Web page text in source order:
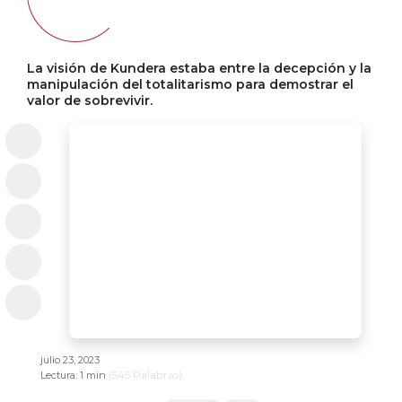
La visión de Kundera estaba entre la decepción y la
manipulación del totalitarismo para demostrar el
valor de sobrevivir.
julio 23, 2023
Lectura: 1 min ( 545 Palabras)